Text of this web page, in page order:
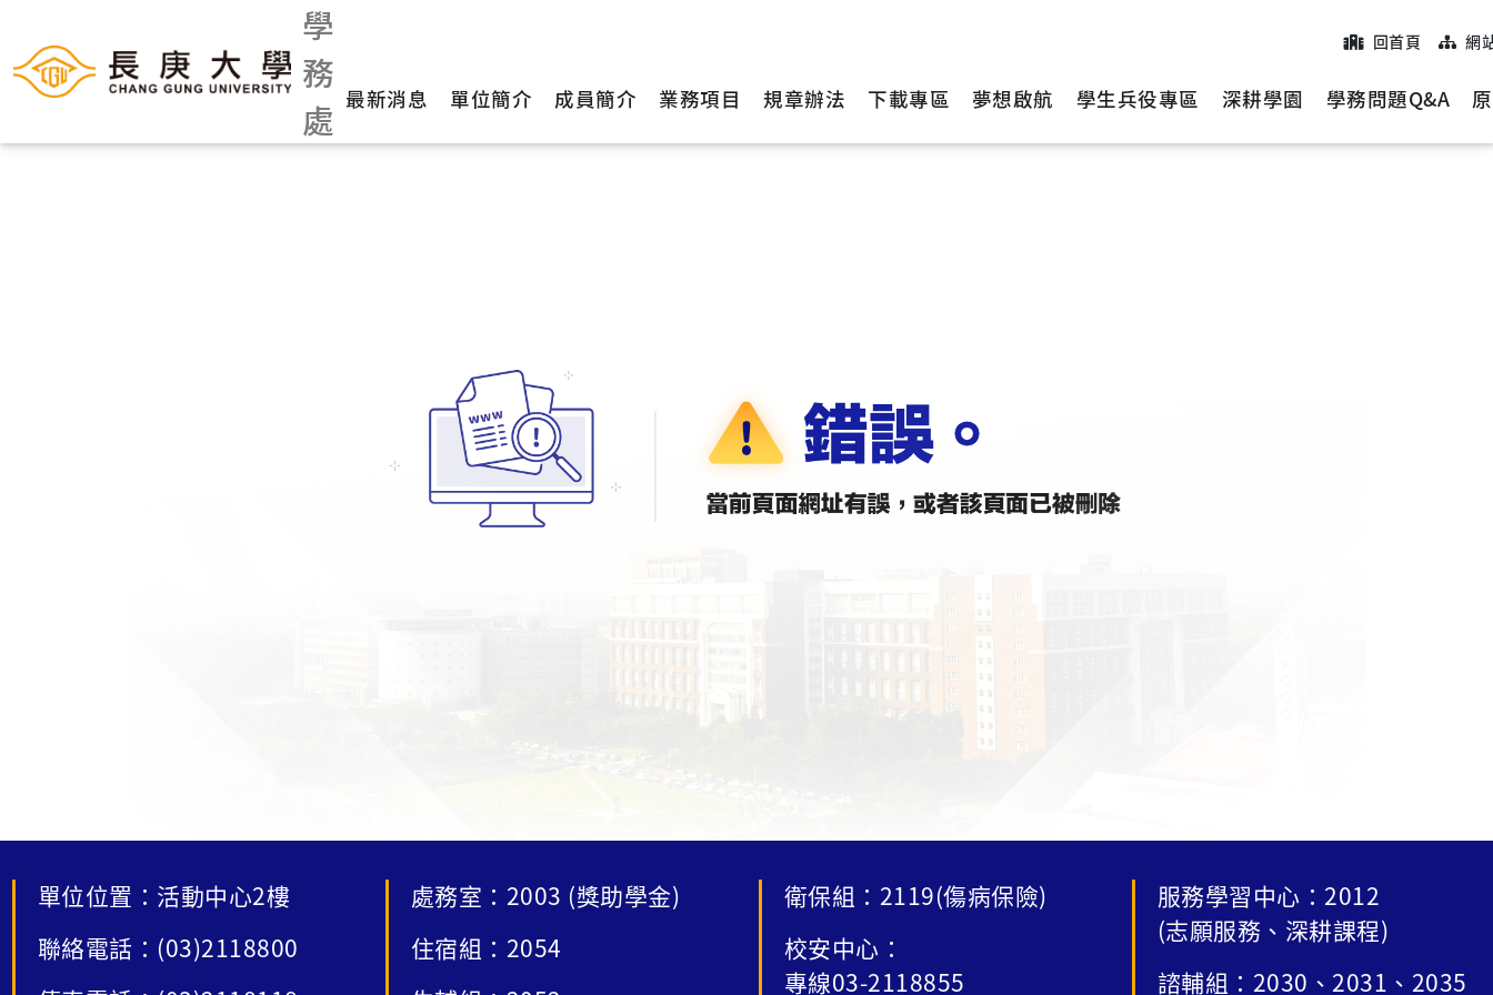
學
務
處
回首頁 網
最新消息 單位簡介 成員簡介 業務項目 規章辦法 下載專區 夢想啟航 學生兵役專區 深耕學園 學務問題Q&A
單位位置：活動中心2樓
聯絡電話：(03)2118800
處務室：2003 (獎助學金)
住宿組：2054
衛保組：2119(傷病保險)
校安中心：
專線03-2118855
服務學習中心：2012
(志願服務、深耕課程)
諮輔組：2030、2031、2035